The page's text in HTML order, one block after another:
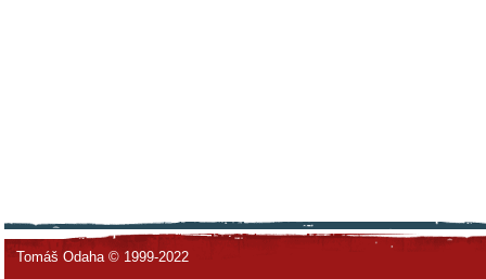
Tomáš Odaha © 1999-2022